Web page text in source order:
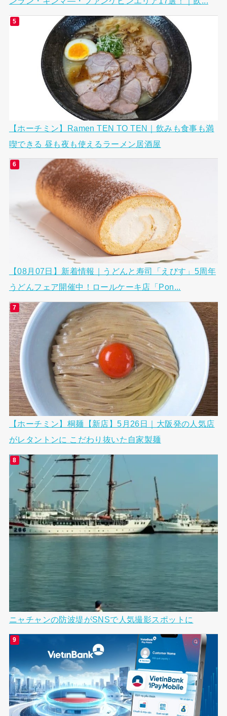
【ホーチミン】Ramen TEN TO TEN｜飲みも食事も満
喫できる 昼も夜も使えるラーメン居酒屋
【08月07日】新着情報｜うどんと寿司「えびす」5周年
うどんフェア開催中！ロールケーキ店「Pon...
【ホーチミン】桐麺【新店】5月26日｜大阪発の人気店
がレタントンに こだわり抜いた自家製麺
ニャチャンの防波堤がSNSで人気撮影スポットに